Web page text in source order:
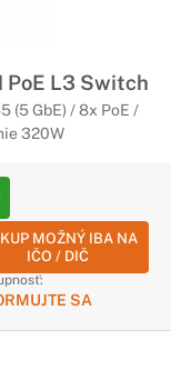
PoE L3 Switch
(5 GbE) / 8x PoE /
320W
MOŽNÝ IBA NA
IČO / DIČ
SA